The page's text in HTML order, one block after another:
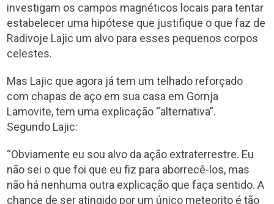
investigam os campos magnéticos locais para tentar
estabelecer uma hipótese que justifique o que faz de
Radivoje Lajic um alvo para esses pequenos corpos
celestes.
Mas Lajic que agora já tem um telhado reforçado
com chapas de aço em sua casa em Gornja
Lamovite, tem uma explicação “alternativa”.
Segundo Lajic:
“Obviamente eu sou alvo da ação extraterrestre. Eu
não sei o que foi que eu fiz para aborrecê-los, mas
não há nenhuma outra explicação que faça sentido. A
chance de ser atingido por um único meteorito é tão